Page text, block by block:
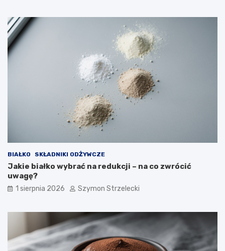
BIAŁKO SKŁADNIKI ODŻYWCZE
Jakie białko wybrać na redukcji – na co zwrócić
uwagę?
1 sierpnia 2026 Szymon Strzelecki